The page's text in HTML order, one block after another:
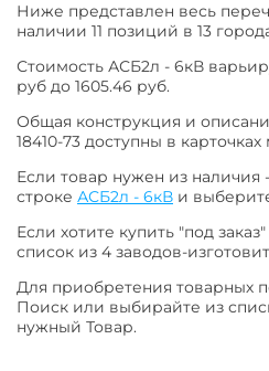
Ниже представлен весь
наличии 11 позиций в 13
Стоимость АСБ2л - 6кВ
руб до 1605.46 руб.
Общая конструкция и
18410-73 доступны в
Если товар нужен из наличия
строке АСБ2л - 6кВ и
Если хотите купить "под
список из 4 заводов-
Для приобретения товарных
Поиск или выбирайте из
нужный Товар.